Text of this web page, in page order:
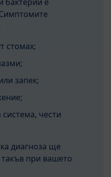
стомах;
запек;
чести
диагноза ще
при вашето